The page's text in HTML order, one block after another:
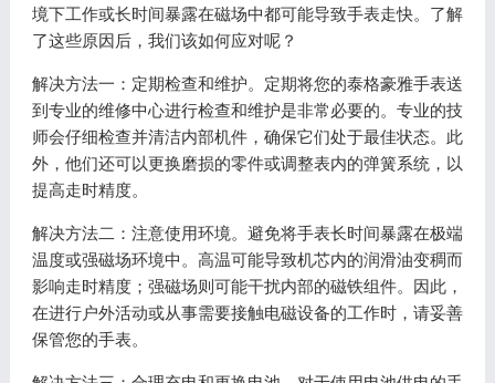
境下工作或长时间暴露在磁场中都可能导致手表走快。了解
了这些原因后，我们该如何应对呢？
解决方法一：定期检查和维护。定期将您的泰格豪雅手表送
到专业的维修中心进行检查和维护是非常必要的。专业的技
师会仔细检查并清洁内部机件，确保它们处于最佳状态。此
外，他们还可以更换磨损的零件或调整表内的弹簧系统，以
提高走时精度。
解决方法二：注意使用环境。避免将手表长时间暴露在极端
温度或强磁场环境中。高温可能导致机芯内的润滑油变稠而
影响走时精度；强磁场则可能干扰内部的磁铁组件。因此，
在进行户外活动或从事需要接触电磁设备的工作时，请妥善
保管您的手表。